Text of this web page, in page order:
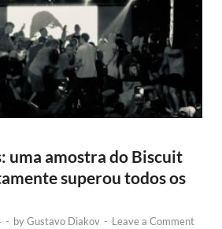
uma amostra do Biscuit
superou todos os
- byGustavo Diakov - Leave a Comment